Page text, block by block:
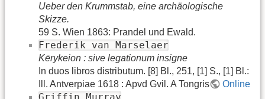
Ueber den Krummstab, eine archäologische
Skizze.
59 S. Wien 1863: Prandel und Ewald.
Frederik van Marselaer
Kērykeion : sive legationum insigne
In duos libros distributum. [8] Bl., 251, [1] S., [1] Bl.:
Ill. Antverpiae 1618 : Apvd Gvil. A Tongris
Online